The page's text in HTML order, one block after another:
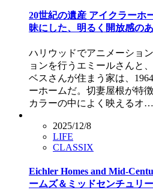
20世紀の遺産 アイクラーホ
昧にした、明るく開放感の
ハリウッドでアニメーショ
ョンを行うエミールさんと
ベスさんが住まう家は、
ーホームだ。切妻屋根が特
カラーの中によく映えるオ…
2025/12/8
LIFE
CLASSIX
Eichler Homes and Mid-
ームズ＆ミッドセンチュリ